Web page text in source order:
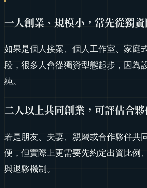
一人創業、規模小，常先從獨
如果是個人接案、個人工作室、家庭
段，很多人會從獨資型態起步，因為
純。
二人以上共同創業，可評估合
若是朋友、夫妻、親屬或合作夥伴共
便，但實際上更需要先約定出資比例
與退夥機制。